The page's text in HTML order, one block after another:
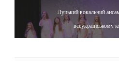
Луцький вокальний
всеукраїнському